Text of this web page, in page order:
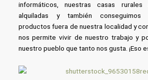
informáticos, nuestras casas
alquiladas y también conseguimos
productos fuera de nuestra localidad y
nos permite vivir de nuestro trabajo y
nuestro pueblo que tanto nos gusta. ¡Eso